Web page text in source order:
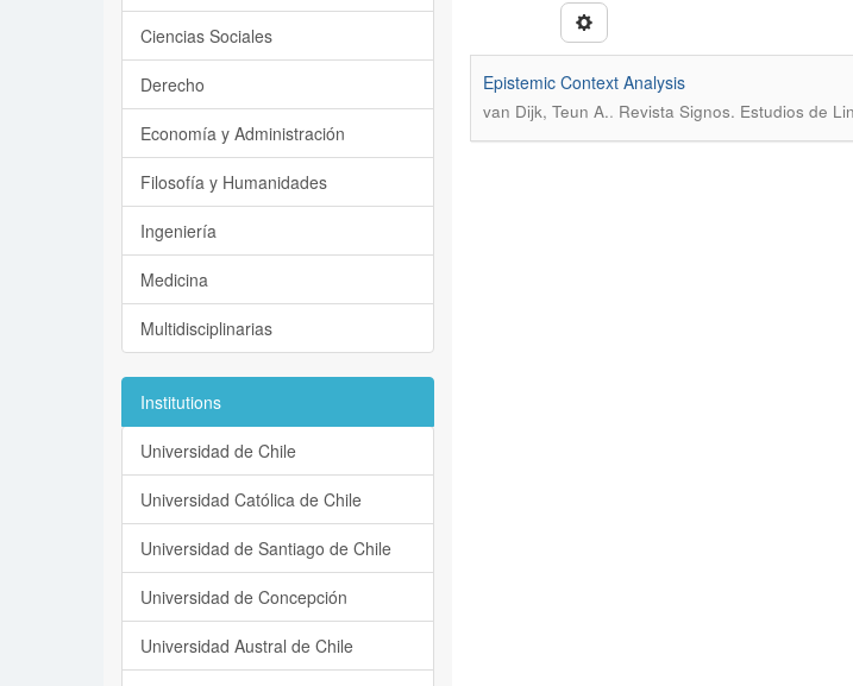
Epistemic Context Analysis
van Dijk, Teun A.. Revista Signos. Estudios de
Ciencias Sociales
Derecho
Economía y Administración
Filosofía y Humanidades
Ingeniería
Medicina
Multidisciplinarias
Institutions
Universidad de Chile
Universidad Católica de Chile
Universidad de Santiago de Chile
Universidad de Concepción
Universidad Austral de Chile